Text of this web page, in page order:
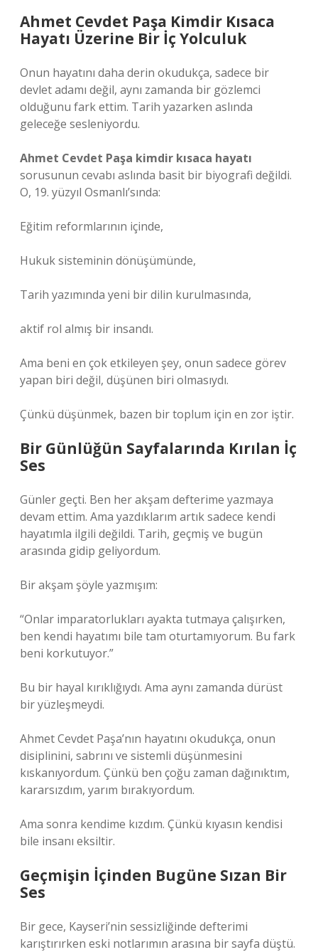
Ahmet Cevdet Paşa Kimdir Kısaca
Hayatı Üzerine Bir İç Yolculuk
Onun hayatını daha derin okudukça, sadece bir
devlet adamı değil, aynı zamanda bir gözlemci
olduğunu fark ettim. Tarih yazarken aslında
geleceğe sesleniyordu.
Ahmet Cevdet Paşa kimdir kısaca hayatı
sorusunun cevabı aslında basit bir biyografi değildi.
O, 19. yüzyıl Osmanlı’sında:
Eğitim reformlarının içinde,
Hukuk sisteminin dönüşümünde,
Tarih yazımında yeni bir dilin kurulmasında,
aktif rol almış bir insandı.
Ama beni en çok etkileyen şey, onun sadece görev
yapan biri değil, düşünen biri olmasıydı.
Çünkü düşünmek, bazen bir toplum için en zor iştir.
Bir Günlüğün Sayfalarında Kırılan İç
Ses
Günler geçti. Ben her akşam defterime yazmaya
devam ettim. Ama yazdıklarım artık sadece kendi
hayatımla ilgili değildi. Tarih, geçmiş ve bugün
arasında gidip geliyordum.
Bir akşam şöyle yazmışım:
“Onlar imparatorlukları ayakta tutmaya çalışırken,
ben kendi hayatımı bile tam oturtamıyorum. Bu fark
beni korkutuyor.”
Bu bir hayal kırıklığıydı. Ama aynı zamanda dürüst
bir yüzleşmeydi.
Ahmet Cevdet Paşa’nın hayatını okudukça, onun
disiplinini, sabrını ve sistemli düşünmesini
kıskanıyordum. Çünkü ben çoğu zaman dağınıktım,
kararsızdım, yarım bırakıyordum.
Ama sonra kendime kızdım. Çünkü kıyasın kendisi
bile insanı eksiltir.
Geçmişin İçinden Bugüne Sızan Bir
Ses
Bir gece, Kayseri’nin sessizliğinde defterimi
karıştırırken eski notlarımın arasına bir sayfa düştü.